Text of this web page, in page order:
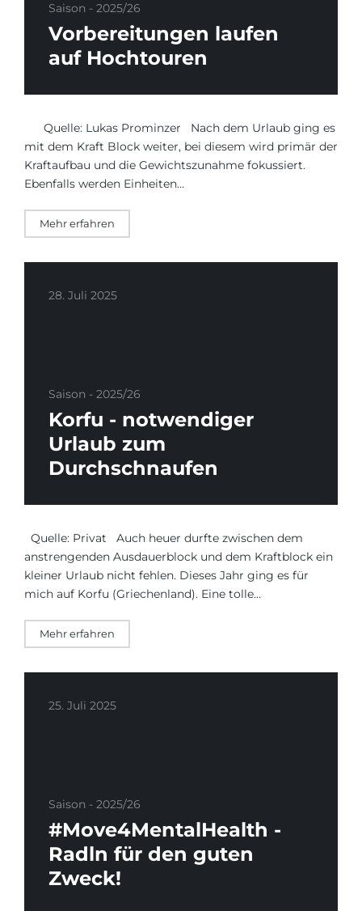
Saison - 2025/26
Vorbereitungen laufen
auf Hochtouren
Quelle: Lukas Prominzer Nach dem Urlaub ging es
mit dem Kraft Block weiter, bei diesem wird primär der
Kraftaufbau und die Gewichtszunahme fokussiert.
Ebenfalls werden Einheiten…
Mehr erfahren
28. Juli 2025
Saison - 2025/26
Korfu - notwendiger
Urlaub zum
Durchschnaufen
Quelle: Privat Auch heuer durfte zwischen dem
anstrengenden Ausdauerblock und dem Kraftblock ein
kleiner Urlaub nicht fehlen. Dieses Jahr ging es für
mich auf Korfu (Griechenland). Eine tolle…
Mehr erfahren
25. Juli 2025
Saison - 2025/26
#Move4MentalHealth -
Radln für den guten
Zweck!